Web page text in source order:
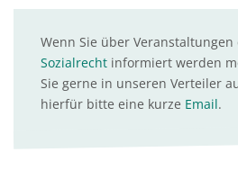
Wenn Sie über Veranstaltungen
Sozialrecht informiert werden
Sie gerne in unseren Verteiler
hierfür bitte eine kurze Email.